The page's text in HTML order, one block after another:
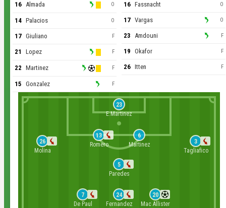
16 Almada O
14 Palacios O
17 Giuliano F
21 Lopez F
22 Martinez F
15 Gonzalez F
16 Fassnacht O
17 Vargas O
23 Amdouni F
19 Okafor F
26 Itten F
23
E.Martinez
3
Tagliafico
6
Martinez
13
Romero
26
Molina
5
Paredes
20
Mac Allister
24
Fernandez
7
De Paul